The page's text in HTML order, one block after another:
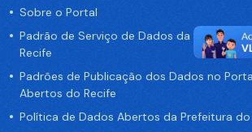
Sobre o Portal
Padrão de Serviço de Dados da Prefeitura
Recife
Padrões de Publicação dos Dados no
Abertos do Recife
Política de Dados Abertos da Prefeitura do